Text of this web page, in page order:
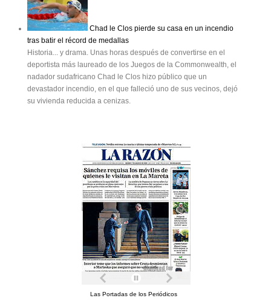
Chad le Clos pierde su casa en un incendio
tras batir el récord de medallas
Historia... y drama. Unas horas después de convertirse en el
deportista más laureado de los Juegos de la Commonwealth, el
nadador sudafricano Chad le Clos hizo público que un
devastador incendio, en el que falleció uno de sus vecinos, dejó
su vivienda reducida a cenizas.
Las Portadas de los Periódicos